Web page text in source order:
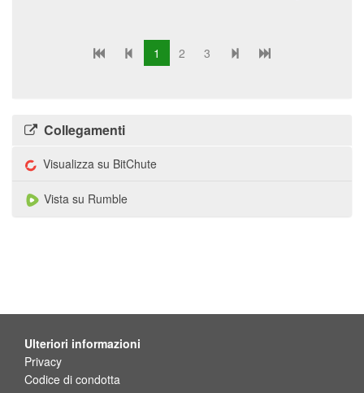
1 2 3
Collegamenti
Visualizza su BitChute
Vista su Rumble
Ulteriori informazioni
Privacy
Codice di condotta